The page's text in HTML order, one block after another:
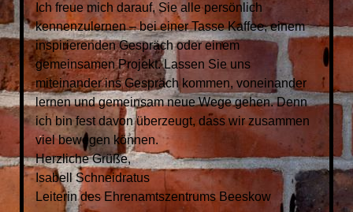
Ich freue mich darauf, Sie alle persönlich
kennenzulernen – bei einer Tasse Kaffee, einem
inspirierenden Gespräch oder einem
gemeinsamen Projekt. Lassen Sie uns
miteinander ins Gespräch kommen, voneinander
lernen und gemeinsam neue Wege gehen. Denn
ich bin fest davon überzeugt, dass wir zusammen
viel bewegen können.
Herzliche Grüße,
Isabell Schneidratus
Leiterin des Ehrenamtszentrums Beeskow